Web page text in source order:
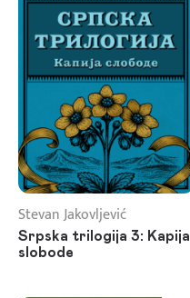
Stevan Jakovljević
Srpska trilogija 3: Kapija
slobode